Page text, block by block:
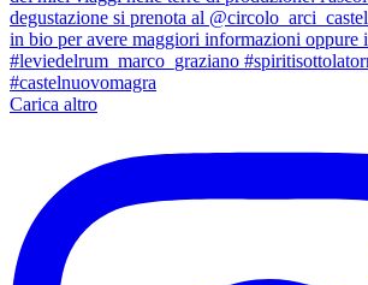
Carica altro